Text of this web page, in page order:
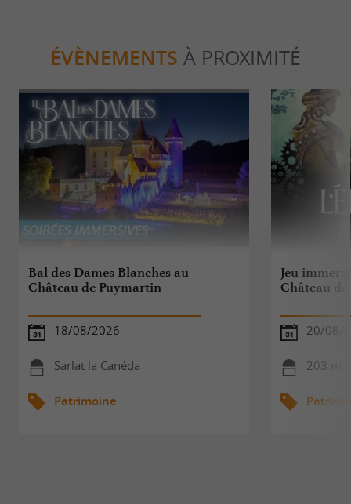
ÉVÈNEMENTS À PROXIMITÉ
Bal des Dames Blanches au
Château de Puymartin
18/08/2026
Sarlat la Canéda
Patrimoine
Jeu
Château
20/08/
203 m -